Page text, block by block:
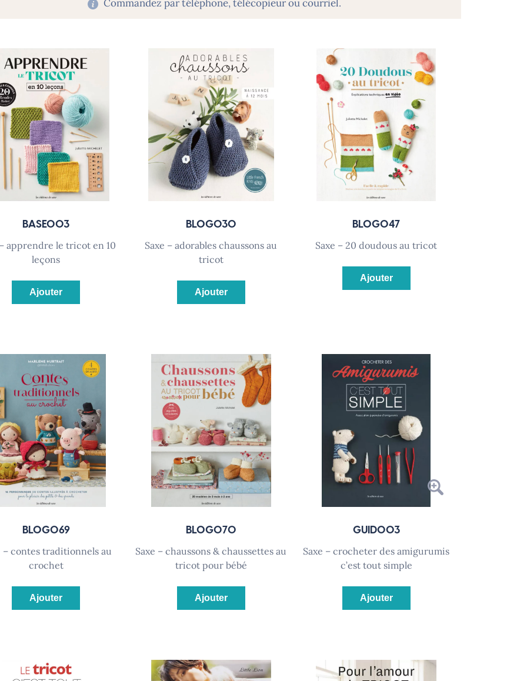
Commandez par téléphone, télécopieur ou courriel.
BASE003
leçons
Ajouter
BLOG030
saxe – adorables chaussons au
tricot
Ajouter
BLOG047
saxe – 20 doudous au tricot
Ajouter
BLOG069
crochet
Ajouter
BLOG070
saxe – chaussons & chaussettes au
tricot pour bébé
Ajouter
GUID003
saxe – crocheter des amigurumis
c’est tout simple
Ajouter